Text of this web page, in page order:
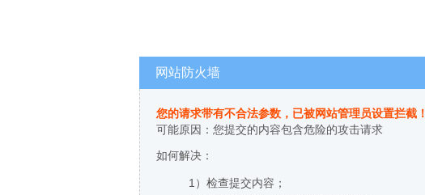
网站防火墙
您的请求带有不合法参数，已被网站管理员设置拦截！
可能原因：您提交的内容包含危险的攻击请求
如何解决：
1）检查提交内容；